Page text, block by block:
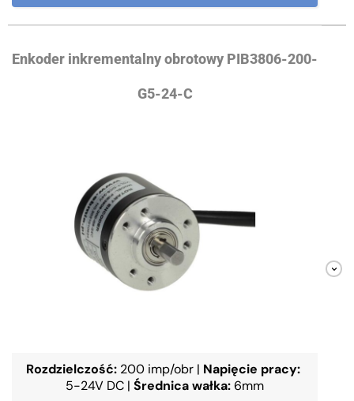
Enkoder inkrementalny obrotowy PIB3806-200-
G5-24-C
Rozdzielczość: 200 imp/obr | Napięcie pracy:
5-24V DC | Średnica wałka:6mm